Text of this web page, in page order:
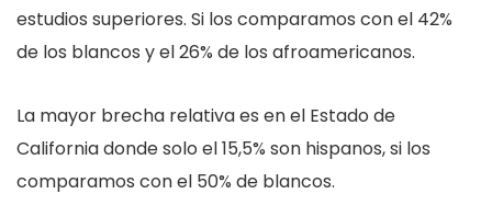
estudios superiores. Si los comparamos con el 42%
de los blancos y el 26% de los afroamericanos.
La mayor brecha relativa es en el Estado de
California donde solo el 15,5% son hispanos, si los
comparamos con el 50% de blancos.